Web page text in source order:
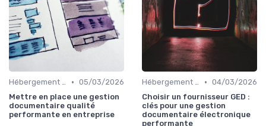
Hébergement et Maintenance Web • 05/03/2026
Mettre en place une gestion
documentaire qualité
performante en entreprise
Hébergement et Maintenance Web • 04/03/2026
Choisir un fournisseur GED :
clés pour une gestion
documentaire électronique
performante